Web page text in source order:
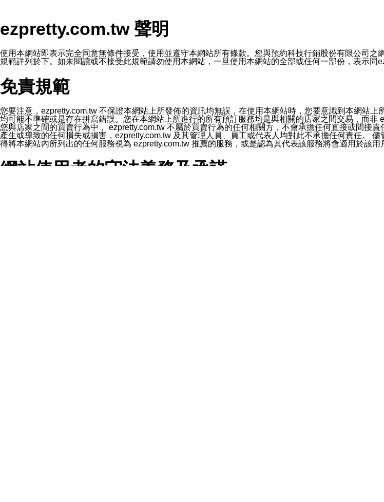
本公司/本服務將以通知型訊息傳送重要訊息給您。即使未加入本公司/本服務好友，您仍可接收到通知型
本公司/本服務傳送之通知型訊息以對您有效且重要的訊息為限，以廣告或其他目的的訊息皆不會被傳
2.該 LINE 帳號已在 LINE APP 設定中，同意接收通知型訊息。
3.LINE 帳號未封鎖傳送訊息之 LINE 官方帳號。
欲變更通知型訊息的設定，操作如下：
1.點選「主頁」＞「設定」
2.點選「隱私設定」
3.點選「提供使用資料」
5.開關「接收LINE通知型訊息」
❗️關閉「接收通知型訊息」後，將不會接收到來自任何企業官方帳號或認證官方帳號的通知型訊息。
ezpretty.com.tw 聲明
使用本網站即表示完全同意無條件接受，使用並遵守本網站所有條款。您與預約科技行銷股份有限公司
規範詳列於下。如未閱讀或不接受此規範請勿使用本網站，一旦使用本網站的全部或任何一部份，表示同
免責規範
您要注意，ezpretty.com.tw 不保證本網站上所發佈的資訊均無誤，在使用本網站時，您要意識到本網站
均可能不準確或是存在拼寫錯誤。您在本網站上所進行的所有預訂服務均是與相關的店家之間交易，而
您與店家之間的買賣行為中， ezpretty.com.tw 不屬於買賣行為的任何相關方，不會承擔任何直接或間接
產生或導致的任何損失或損害，ezpretty.com.tw 及其管理人員、員工或代表人均對此不承擔任何責任。
得將本網站內所列出的任何服務視為 ezpretty.com.tw 推薦的服務，或是認為其代表該服務將會適用於該
網站使用者的守法義務及承諾